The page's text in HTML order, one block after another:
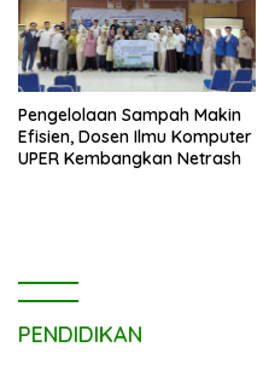
Pengelolaan Sampah Makin
Efisien, Dosen Ilmu Komputer
UPER Kembangkan Netrash
PENDIDIKAN